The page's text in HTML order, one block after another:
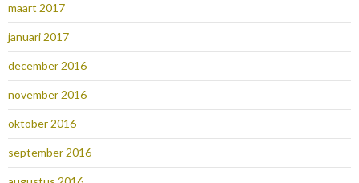
maart 2017
januari 2017
december 2016
november 2016
oktober 2016
september 2016